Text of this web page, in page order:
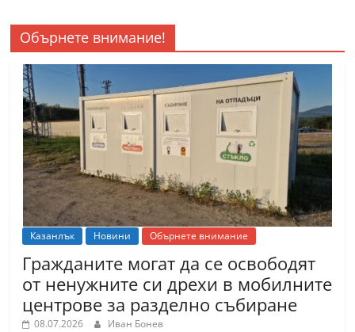
Обърнете внимание!
Казанлък Новини Обърнете внимание
Гражданите могат да се освободят
от ненужните си дрехи в мобилните
центрове за разделно събиране
08.07.2026 Иван Бонев